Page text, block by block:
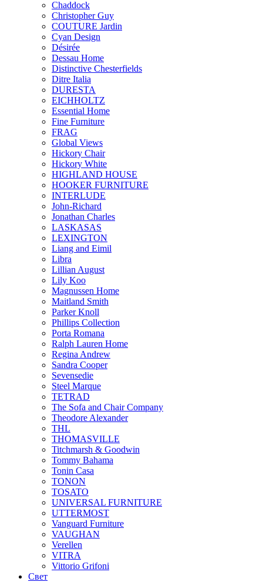
Chaddock
Christopher Guy
COUTURE Jardin
Cyan Design
Désirée
Dessau Home
Distinctive Chesterfields
Ditre Italia
DURESTA
EICHHOLTZ
Essential Home
Fine Furniture
FRAG
Global Views
Hickory Chair
Hickory White
HIGHLAND HOUSE
HOOKER FURNITURE
INTERLUDE
John-Richard
Jonathan Charles
LASKASAS
LEXINGTON
Liang and Eimil
Libra
Lillian August
Lily Koo
Magnussen Home
Maitland Smith
Parker Knoll
Phillips Collection
Porta Romana
Ralph Lauren Home
Regina Andrew
Sandra Cooper
Sevensedie
Steel Marque
TETRAD
The Sofa and Chair Company
Theodore Alexander
THL
THOMASVILLE
Titchmarsh & Goodwin
Tommy Bahama
Tonin Casa
TONON
TOSATO
UNIVERSAL FURNITURE
UTTERMOST
Vanguard Furniture
VAUGHAN
Verellen
VITRA
Vittorio Grifoni
Свет